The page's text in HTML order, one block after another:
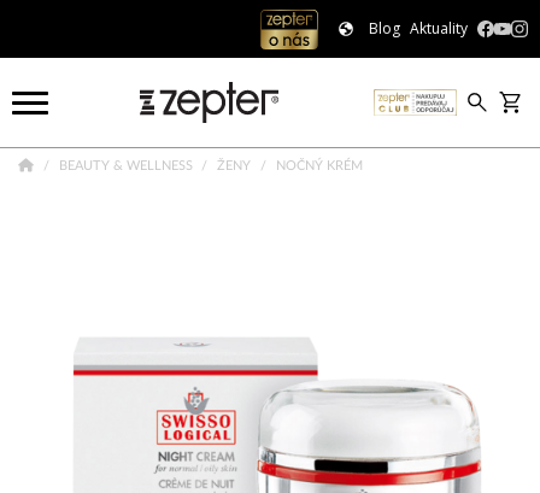
Blog Aktuality
BEAUTY & WELLNESS ŽENY NOČNÝ KRÉM